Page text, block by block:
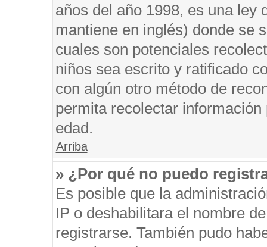
años del año 1998, es una ley
mantiene en inglés) donde se
cuales son potenciales
niños sea escrito y ratificado
con algún otro método de
permita recolectar
edad.
Arriba
» ¿Por qué no puedo
Es posible que la
IP o deshabilitara el nombre
registrarse. También pudo